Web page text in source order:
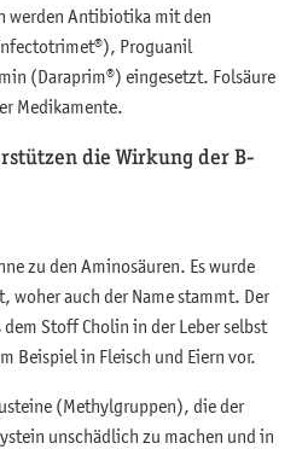
werden Antibiotika mit den
Proguanil
(Daraprim®) eingesetzt. Folsäure
Medikamente.
die Wirkung der B-
zu den Aminosäuren. Es wurde
woher auch der Name stammt. Der
Stoff Cholin in der Leber selbst
Beispiel in Fleisch und Eiern vor.
(Methylgruppen), die der
unschädlich zu machen und in